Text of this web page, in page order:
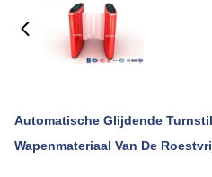
Automatische Glijdende
Wapenmateriaal Van De